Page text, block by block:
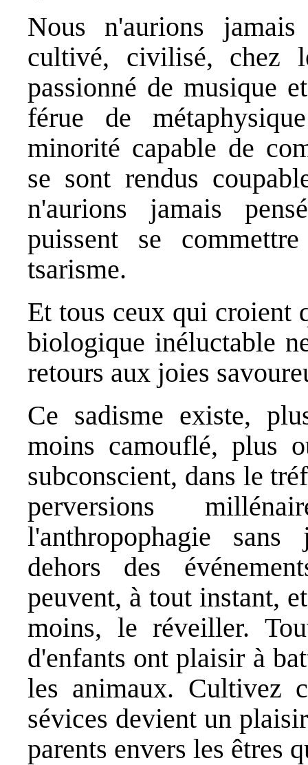
Nous n'aurions
cultivé, civilisé, chez
passionné de musique
férue de
minorité capable de
se sont rendus
n'aurions jamais
puissent se
tsarisme.
Et tous ceux qui croient
biologique inéluctable
retours aux joies
Ce sadisme existe,
moins camouflé, plus
subconscient, dans le
perversions
l'anthropophagie
dehors des
peuvent, à tout instant,
moins, le réveiller.
d'enfants ont plaisir à
les animaux. Cultivez
sévices devient un
parents envers les êtres